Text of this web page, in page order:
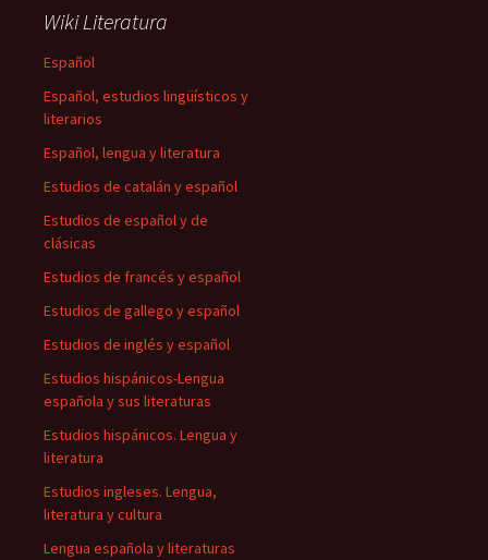
Wiki Literatura
Español
Español, estudios lingüísticos y
literarios
Español, lengua y literatura
Estudios de catalán y español
Estudios de español y de
clásicas
Estudios de francés y español
Estudios de gallego y español
Estudios de inglés y español
Estudios hispánicos-Lengua
española y sus literaturas
Estudios hispánicos. Lengua y
literatura
Estudios ingleses. Lengua,
literatura y cultura
Lengua española y literaturas